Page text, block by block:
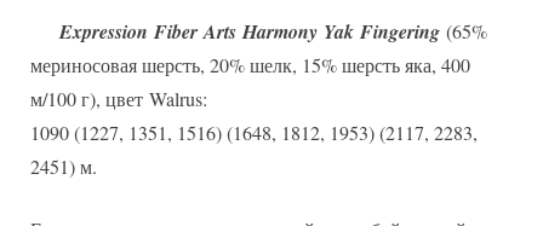
Expression Fiber Arts Harmony Yak Fingering (65%
мериносовая шерсть, 20% шелк, 15% шерсть яка, 400
м/100 г), цвет Walrus:
1090 (1227, 1351, 1516) (1648, 1812, 1953) (2117, 2283,
2451) м.